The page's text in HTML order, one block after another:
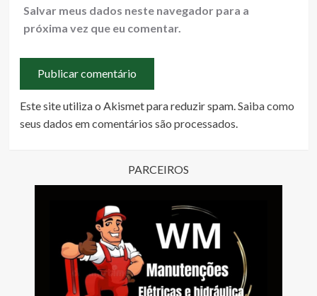
Salvar meus dados neste navegador para a
próxima vez que eu comentar.
Este site utiliza o Akismet para reduzir spam. Saiba como
seus dados em comentários são processados
PARCEIROS